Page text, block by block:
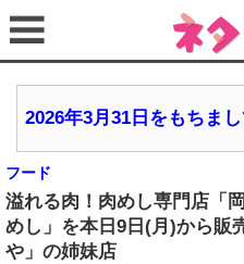
2026年3月31日をもちま
フード
溢れる肉！肉めし専門店「
めし」を本日9日(月)から販
や」の姉妹店